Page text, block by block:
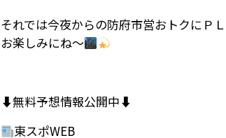
それでは今夜からの防府市営おトクにＰ
お楽しみにね～
⬇無料予想情報公開中⬇
東スポWEB